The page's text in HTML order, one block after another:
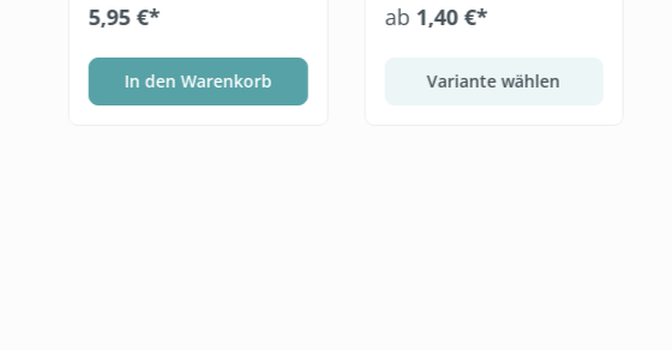
5,95 €*
In den Warenkorb
ab 1,40 €*
Variante wählen